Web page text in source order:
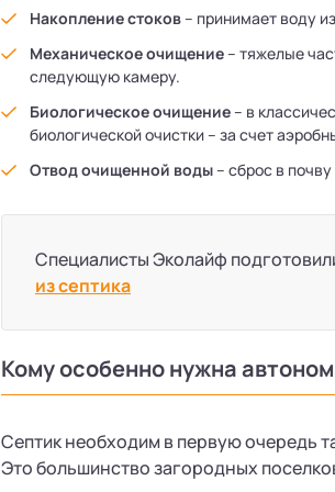
Накопление стоков– принимает воду
Механическое очищение– тяжелые
следующую камеру.
Биологическое очищение– в
биологической очистки – за счет
Отвод очищенной воды– сброс в
Специалисты Эколайф
из септика
Кому особенно нужна
Септик необходим в первую очередь
Это большинство загородных